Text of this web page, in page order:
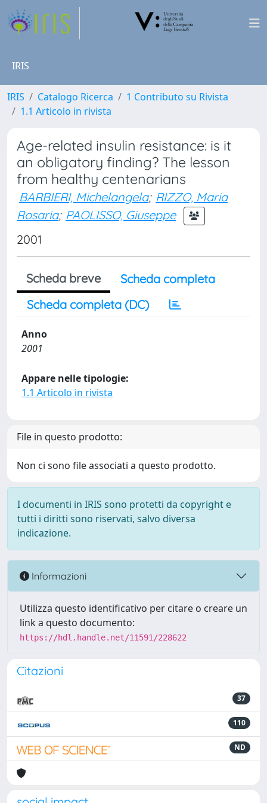
IRIS
IRIS Catalogo Ricerca
1 Contributo su Rivista
1.1 Articolo in rivista
Age-related insulin resistance: is it
an obligatory finding? The lesson
from healthy centenarians
BARBIERI, Michelangela; RIZZO, Maria
Rosaria; PAOLISSO, Giuseppe
2001
Scheda breve
Scheda completa
Scheda completa (DC)
Anno
2001
Appare nelle tipologie:
1.1 Articolo in rivista
File in questo prodotto:
Non ci sono file associati a questo prodotto.
I documenti in IRIS sono protetti da copyright e
tutti i diritti sono riservati, salvo diversa
indicazione.
Informazioni
Utilizza questo identificativo per citare o creare un
link a questo documento:
https://hdl.handle.net/11591/228622
Citazioni
37
110
ND